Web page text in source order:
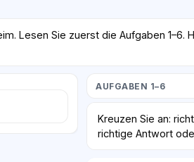
Lesen Sie zuerst die Aufgaben 1–6.
AUFGABEN 1–6
Kreuzen Sie an:
richtige Antwort